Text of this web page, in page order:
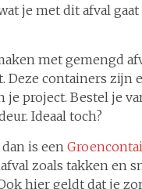
je met dit afval
met gemengd
Deze containers zijn
project. Bestel je
Ideaal toch?
is een
zoals takken en
hier geldt dat je